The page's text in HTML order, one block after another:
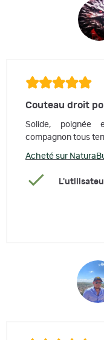
Couteau droit
Solide, poignée
compagnon tous
Acheté sur